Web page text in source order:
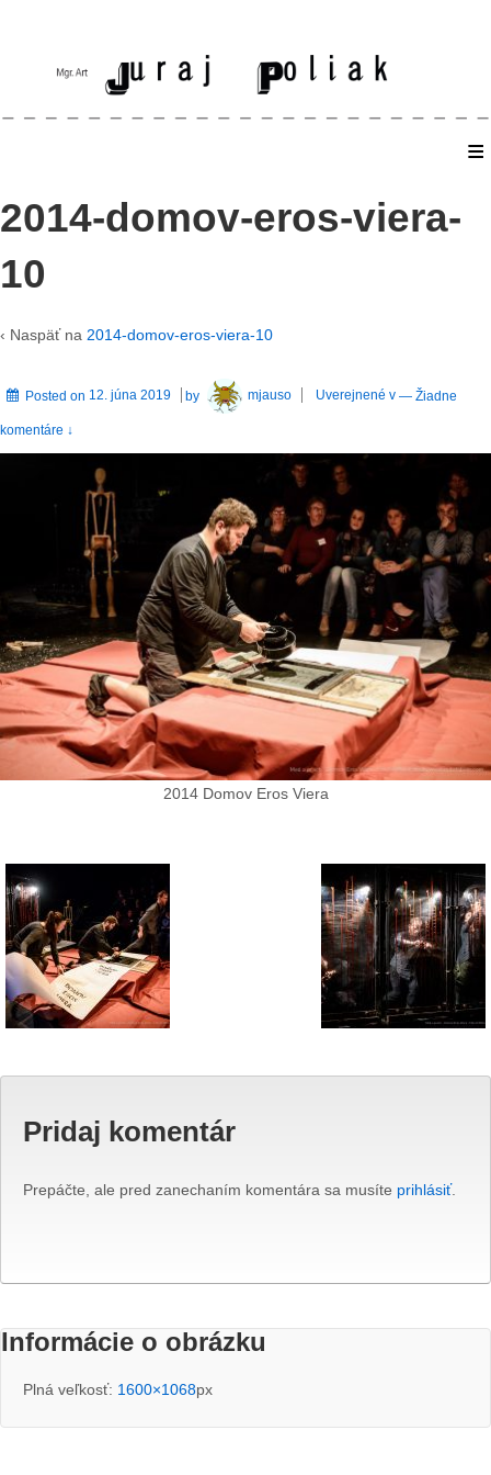
≡
2014-domov-eros-viera-
10
‹ Naspäť na 2014-domov-eros-viera-10
Posted on 12. júna 2019 by mjauso Uverejnené v — Žiadne
komentáre ↓
2014 Domov Eros Viera
Pridaj komentár
Prepáčte, ale pred zanechaním komentára sa musíte prihlásiť.
Informácie o obrázku
Plná veľkosť: 1600×1068px